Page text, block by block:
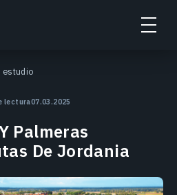
estudio
lectura07.03.2025
Palmeras
De Jordania